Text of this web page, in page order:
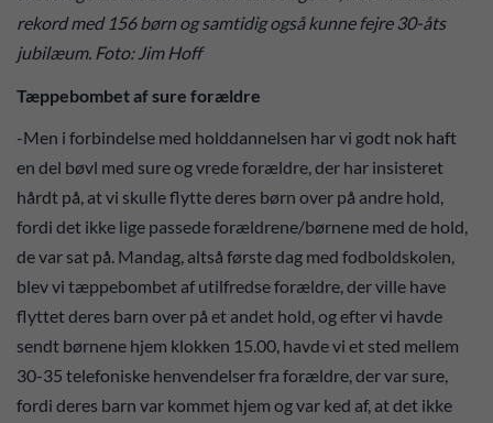
rekord med 156 børn og samtidig også kunne fejre 30-åts
jubilæum. Foto: Jim Hoff
Tæppebombet af sure forældre
-Men i forbindelse med holddannelsen har vi godt nok haft
en del bøvl med sure og vrede forældre, der har insisteret
hårdt på, at vi skulle flytte deres børn over på andre hold,
fordi det ikke lige passede forældrene/børnene med de hold,
de var sat på. Mandag, altså første dag med fodboldskolen,
blev vi tæppebombet af utilfredse forældre, der ville have
flyttet deres barn over på et andet hold, og efter vi havde
sendt børnene hjem klokken 15.00, havde vi et sted mellem
30-35 telefoniske henvendelser fra forældre, der var sure,
fordi deres barn var kommet hjem og var ked af, at det ikke